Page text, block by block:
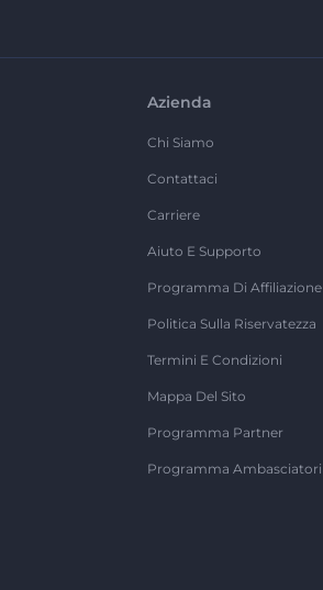
Azienda
Chi Siamo
Contattaci
Carriere
Aiuto E Supporto
Programma Di Affiliazione
Politica Sulla Riservatezza
Termini E Condizioni
Mappa Del Sito
Programma Partner
Programma Ambasciatori